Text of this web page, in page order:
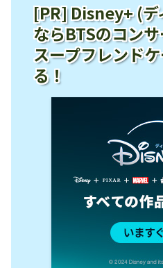
[PR] Disney+ (デ
ならBTSのコン
スープフレンド
る！